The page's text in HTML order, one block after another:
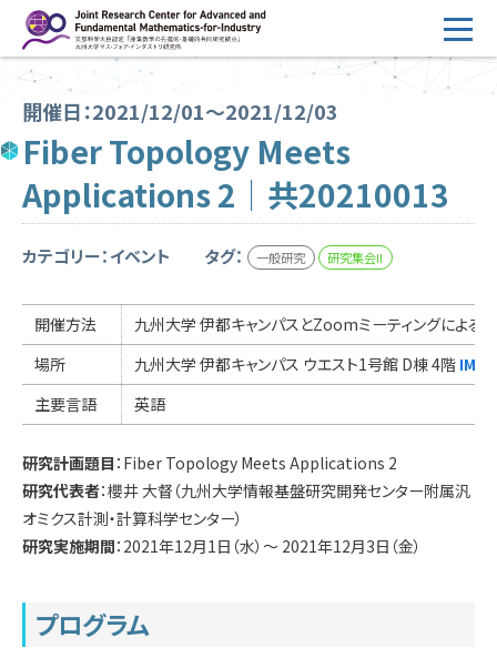
へ
HOME
2026年度公募
2026年度 随時募集枠 公募
採択研究・報告書一覧
イベント情報
会場設備
研究代表者専用 委員専用
学内専用 検索
English
メルマガ
開催日：2021/12/01～2021/12/03
Fiber Topology Meets
Applications 2｜共20210013
カテゴリー：イベント タグ： 一般研究 研究集会II
開催方法 九州大学 伊都キャンパスとZoomミーティングによる
場所
九州大学 伊都キャンパス ウエスト1号館 D棟 4階 IMI
主要言語
英語
研究計画題目 ：Fiber Topology Meets Applications 2
研究代表者：櫻井 大督（九州大学情報基盤研究開発センター附属汎
オミクス計測・計算科学センター）
研究実施期間：2021年12月1日（水）～ 2021年12月3日（金）
プログラム